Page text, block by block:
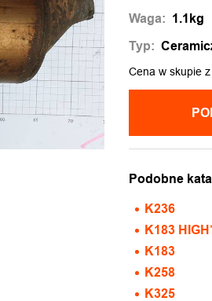
Waga: 1.1kg
Typ:
Cena w skupie
Podobne
K236
K183
K183
K258
K325